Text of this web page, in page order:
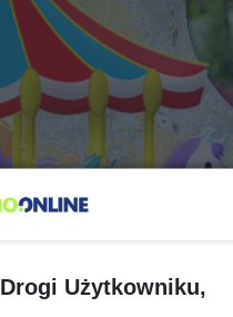
Drogi Użytkowniku,